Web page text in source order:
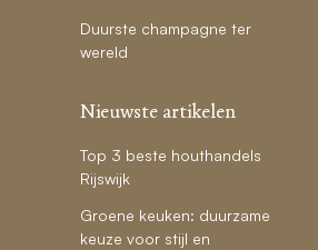
Duurste champagne ter
wereld
Nieuwste artikelen
Top 3 beste houthandels
Rijswijk
Groene keuken: duurzame
keuze voor stijl en